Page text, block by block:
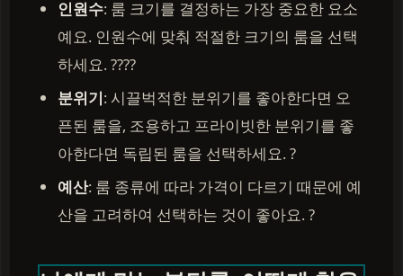
인원수: 룸 크기를 결정하는 가장 중요한 요소
예요. 인원수에 맞춰 적절한 크기의 룸을 선택
하세요. ?‍?‍?‍?
분위기: 시끌벅적한 분위기를 좋아한다면 오
픈된 룸을, 조용하고 프라이빗한 분위기를 좋
아한다면 독립된 룸을 선택하세요. ?
예산: 룸 종류에 따라 가격이 다르기 때문에 예
산을 고려하여 선택하는 것이 좋아요. ?